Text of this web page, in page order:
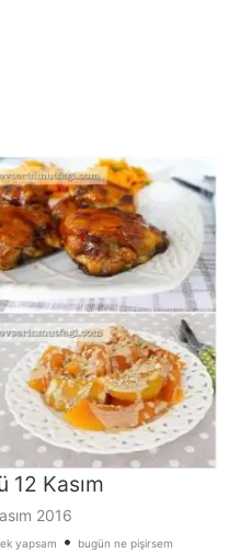
12 Kasım
2016
yapsam • bugün ne pişirsem